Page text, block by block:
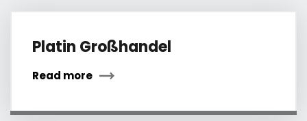
Platin Großhandel
Read more